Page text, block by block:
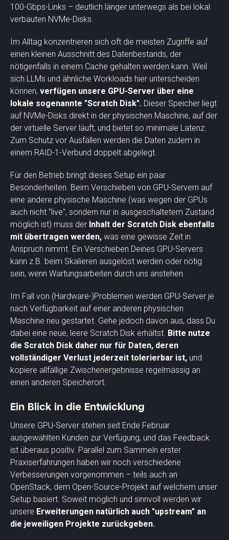
100-Gbps-Links – deutlich länger unterwegs als bei lokal
verbauten NVMe-Disks.
Im Alltag konzentrieren sich oft die meisten Zugriffe auf
einen kleinen Ausschnitt des Datenbestands, der
nötigenfalls in einem Cache gehalten werden kann. Weil
sich LLMs und ähnliche Workloads hier unterscheiden
können, verfügen unsere GPU-Server über eine
lokale sogenannte "Scratch Disk". Dieser Speicher liegt
auf NVMe-Disks direkt in der physischen Maschine, auf der
der virtuelle Server läuft, und bietet so minimale Latenz.
Zum Schutz vor Ausfällen werden die Daten zudem in
einem RAID-1-Verbund doppelt abgelegt.
Für den Betrieb bringt dieses Setup ein paar
Besonderheiten. Beim Verschieben von GPU-Servern auf
eine andere physische Maschine (was wegen der GPUs
auch nicht "live", sondern nur in ausgeschaltetem Zustand
möglich ist) muss der Inhalt der Scratch Disk ebenfalls
mit übertragen werden, was eine gewisse Zeit in
Anspruch nimmt. Ein Verschieben Deines GPU-Servers
kann z.B. beim Skalieren ausgelöst werden oder nötig
sein, wenn Wartungsarbeiten durch uns anstehen.
Im Fall von (Hardware-)Problemen werden GPU-Server je
nach Verfügbarkeit auf einer anderen physischen
Maschine neu gestartet. Gehe jedoch davon aus, dass Du
dabei eine neue, leere Scratch Disk erhältst. Bitte nutze
die Scratch Disk daher nur für Daten, deren
vollständiger Verlust jederzeit tolerierbar ist, und
kopiere allfällige Zwischenergebnisse regelmässig an
einen anderen Speicherort.
Ein Blick in die Entwicklung
Unsere GPU-Server stehen seit Ende Februar
ausgewählten Kunden zur Verfügung, und das Feedback
ist überaus positiv. Parallel zum Sammeln erster
Praxiserfahrungen haben wir noch verschiedene
Verbesserungen vorgenommen – teils auch an
OpenStack, dem Open-Source-Projekt auf welchem unser
Setup basiert. Soweit möglich und sinnvoll werden wir
unsere Erweiterungen natürlich auch "upstream" an
die jeweiligen Projekte zurückgeben.